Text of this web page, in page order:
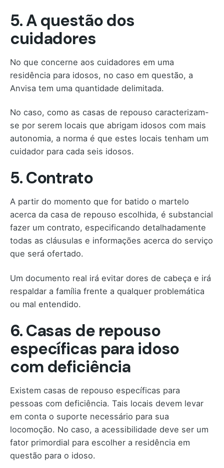
5. A questão dos
cuidadores
No que concerne aos cuidadores em uma
residência para idosos, no caso em questão, a
Anvisa tem uma quantidade delimitada.
No caso, como as casas de repouso caracterizam-
se por serem locais que abrigam idosos com mais
autonomia, a norma é que estes locais tenham um
cuidador para cada seis idosos.
5. Contrato
A partir do momento que for batido o martelo
acerca da casa de repouso escolhida, é substancial
fazer um contrato, especificando detalhadamente
todas as cláusulas e informações acerca do serviço
que será ofertado.
Um documento real irá evitar dores de cabeça e irá
respaldar a família frente a qualquer problemática
ou mal entendido.
6. Casas de repouso
específicas para idoso
com deficiência
Existem casas de repouso específicas para
pessoas com deficiência. Tais locais devem levar
em conta o suporte necessário para sua
locomoção. No caso, a acessibilidade deve ser um
fator primordial para escolher a residência em
questão para o idoso.